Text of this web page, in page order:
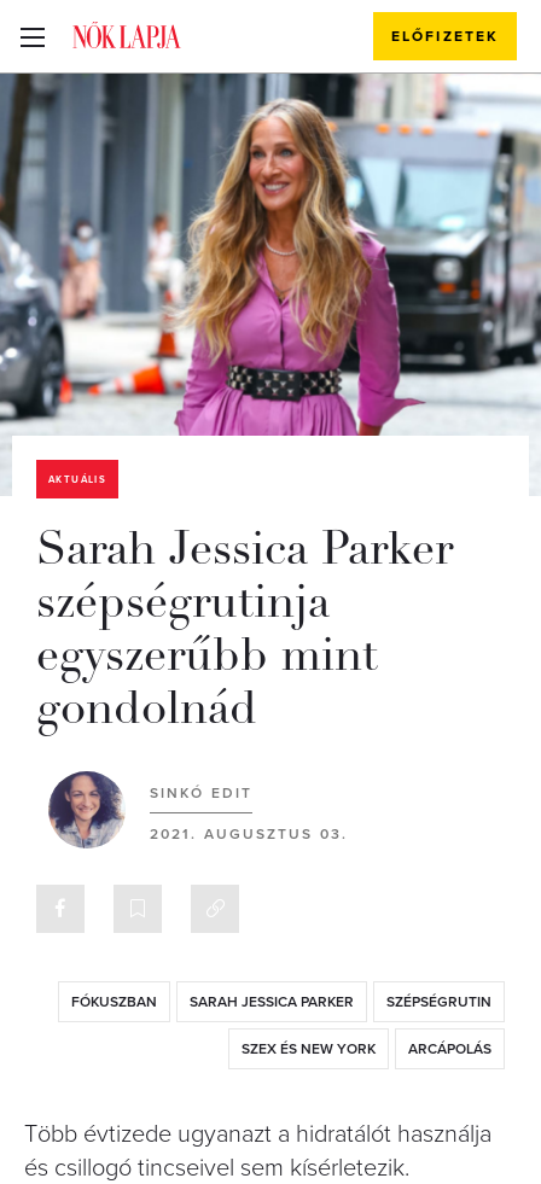
ELŐFIZETEK
AKTUÁLIS
Sarah Jessica Parker
szépségrutinja
egyszerűbb mint
gondolnád
SINKÓ EDIT
2021. AUGUSZTUS 03.
FÓKUSZBAN SARAH JESSICA PARKER SZÉPSÉGRUTIN
SZEX ÉS NEW YORK ARCÁPOLÁS
Több évtizede ugyanazt a hidratálót használja
és csillogó tincseivel sem kísérletezik.